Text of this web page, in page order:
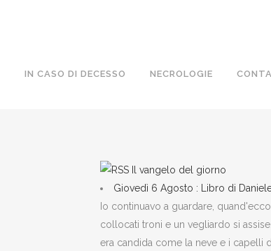
IN CASO DI DECESSO NECROLOGIE
Il vangelo del giorno
Giovedì 6 Agosto : Libro di Daniele
Io continuavo a guardare,
collocati troni e un vegliardo si
era candida come la neve e i capelli